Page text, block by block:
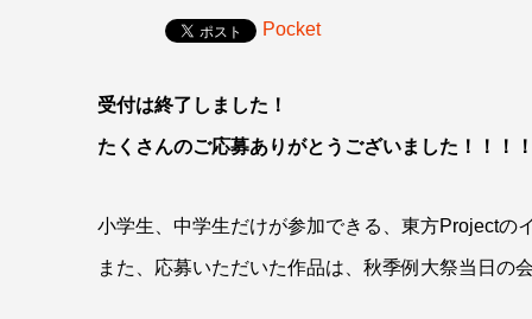
Pocket
受付は終了しました！
たくさんのご応募ありがとうございました！！！！
小学生、中学生だけが参加できる、東方Projectの
また、応募いただいた作品は、秋季例大祭当日の